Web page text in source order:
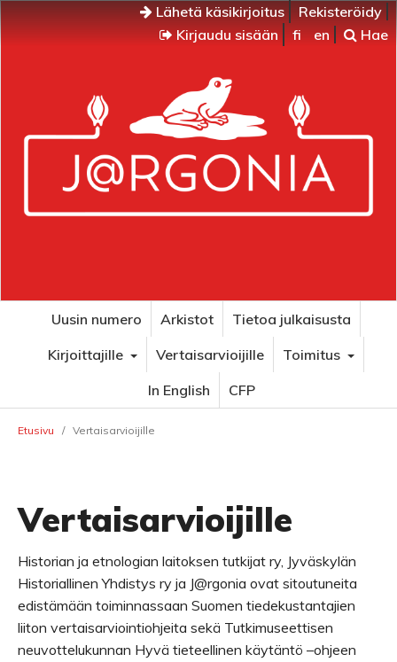
Lähetä käsikirjoitus
Rekisteröidy
Kirjaudu sisään
fi en Hae
Uusin numero Arkistot
Tietoa julkaisusta
Kirjoittajille
Vertaisarvioijille
Toimitus
In English
CFP
Etusivu / Vertaisarvioijille
Vertaisarvioijille
Historian ja etnologian laitoksen tutkijat ry, Jyväskylän
Historiallinen Yhdistys ry ja J@rgonia ovat sitoutuneita
edistämään toiminnassaan Suomen tiedekustantajien
liiton vertaisarviointiohjeita sekä Tutkimuseettisen
neuvottelukunnan Hyvä tieteellinen käytäntö –ohjeen